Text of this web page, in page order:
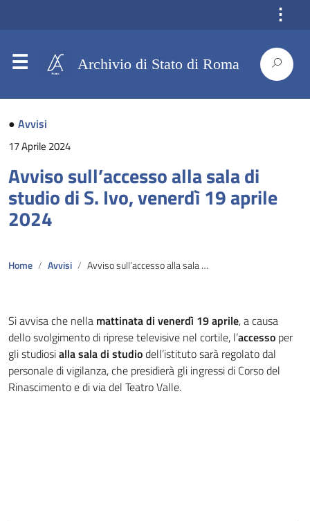
⋮
Archivio di Stato di Roma
● Avvisi
17 Aprile 2024
Avviso sull’accesso alla sala di
studio di S. Ivo, venerdì 19 aprile
2024
Home Avvisi Avviso sull’accesso alla sala di studio di S. Ivo, venerdì 19 aprile 2024
Si avvisa che nella mattinata di venerdì 19 aprile, a causa
dello svolgimento di riprese televisive nel cortile, l’accesso per
gli studiosialla sala di studiodell’istituto sarà regolato dal
personale di vigilanza, che presidierà gli ingressi di Corso del
Rinascimento e di via del Teatro Valle.